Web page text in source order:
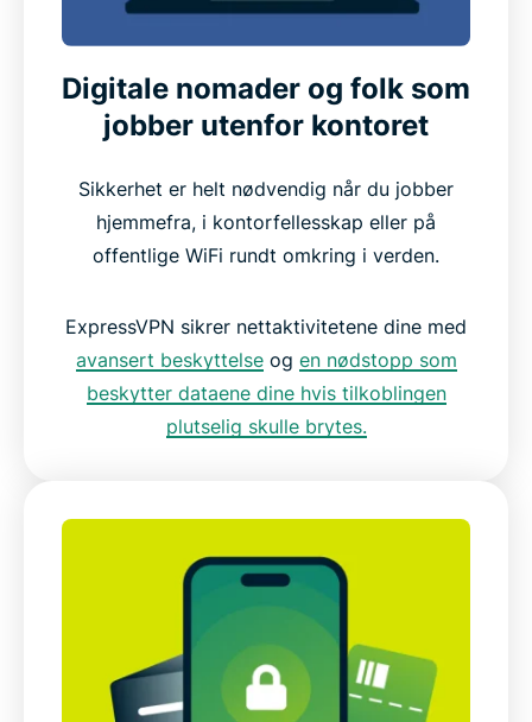
Digitale nomader og folk som
jobber utenfor kontoret
Sikkerhet er helt nødvendig når du jobber
hjemmefra, i kontorfellesskap eller på
offentlige WiFi rundt omkring i verden.
ExpressVPN sikrer nettaktivitetene dine med
avansert beskyttelseog en nødstopp som
beskytter dataene dine hvis tilkoblingen
plutselig skulle brytes.